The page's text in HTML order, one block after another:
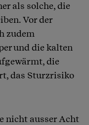
als solche, die
Vor der
zudem
und die kalten
die
das Sturzrisiko
nicht ausser Acht